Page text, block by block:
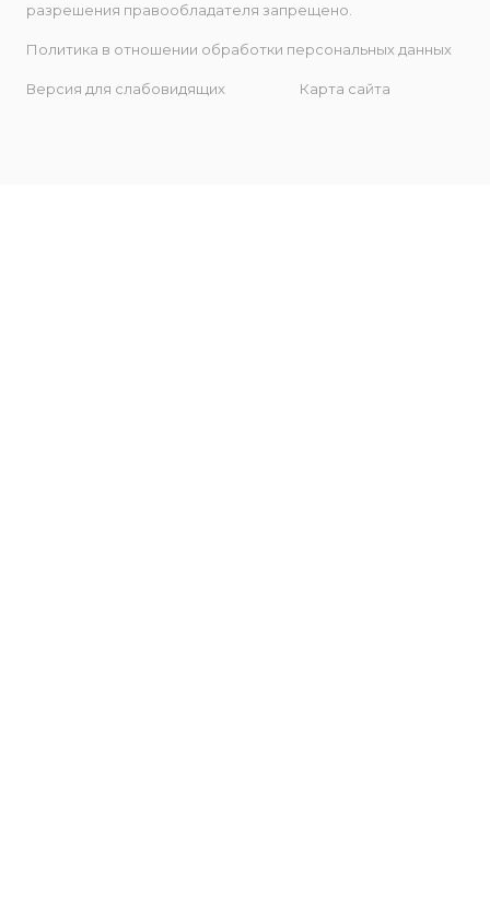
разрешения правообладателя запрещено.
Политика в отношении обработки персональных данных
Версия для слабовидящих Карта сайта